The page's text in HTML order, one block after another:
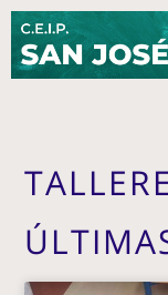
contenido